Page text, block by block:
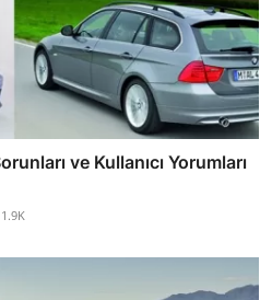
ve Kullanıcı Yorumları
1.9K